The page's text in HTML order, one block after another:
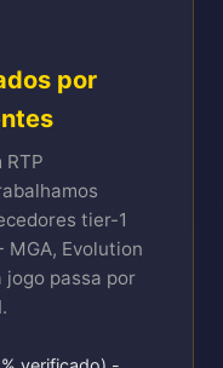
por
RTP
tier-1
Evolution
jogo passa por